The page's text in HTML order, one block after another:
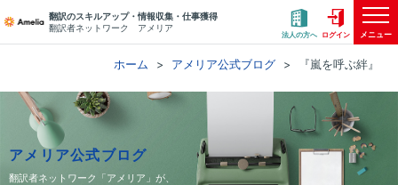
翻訳のスキルアップ・情報収集・仕事獲得
翻訳者ネットワーク アメリア
法人の方へ ログイン メニュー
ホーム アメリア公式ブログ 『嵐を呼ぶ絆』
アメリア公式ブログ
翻訳者ネットワーク「アメリア」が、